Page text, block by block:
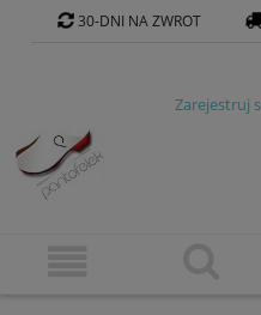
Zarejestruj
30-DNI NA ZWROT